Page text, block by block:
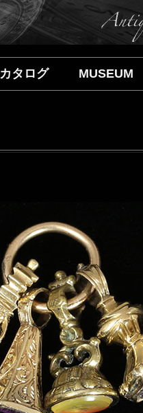
カタログ MUSEUM